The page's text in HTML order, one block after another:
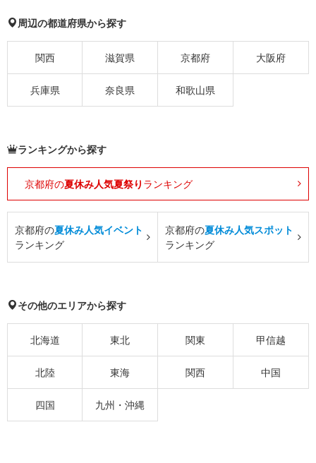
周辺の都道府県から探す
関西 滋賀県 京都府 大阪府
兵庫県 奈良県 和歌山県
ランキングから探す
京都府の夏休み人気夏祭り ランキング
京都府の夏休み人気イベント
ランキング
京都府の夏休み人気スポット
ランキング
その他のエリアから探す
北海道 東北 関東 甲信越
北陸 東海 関西 中国
四国 九州・沖縄